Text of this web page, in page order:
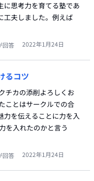
に思考力を育てる塾であ
工夫しました。例えば
回答 2022年1月24日
るコツ
チカの添削よろしくお
ことはサークルでの合
力を伝えることに力を入
を入れたのかと言う
回答 2022年1月24日